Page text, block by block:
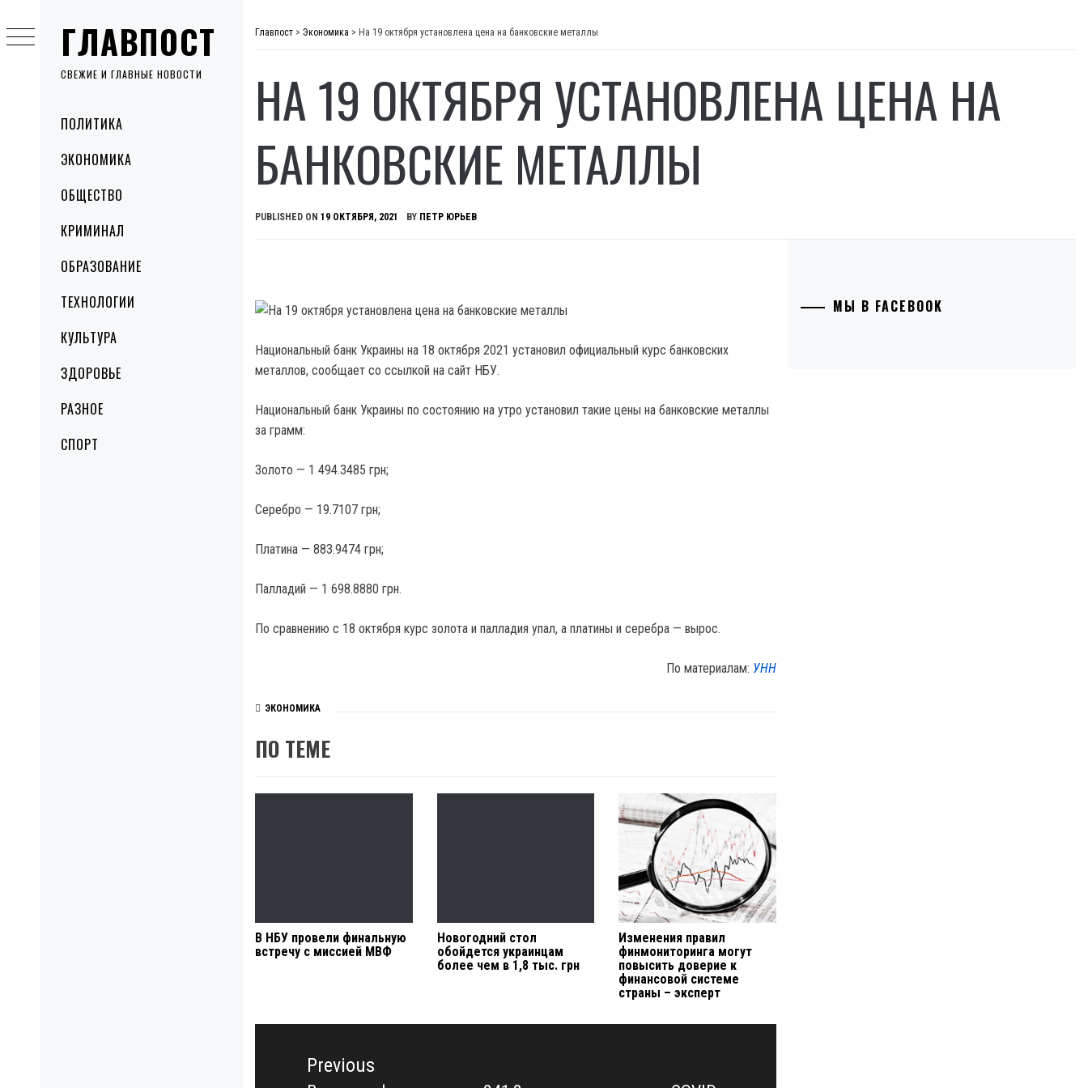
ГЛАВПОСТ
СВЕЖИЕ И ГЛАВНЫЕ НОВОСТИ
MenuПОЛИТИКА
ЭКОНОМИКА
ОБЩЕСТВО
КРИМИНАЛ
ОБРАЗОВАНИЕ
ТЕХНОЛОГИИ
КУЛЬТУРА
ЗДОРОВЬЕ
РАЗНОЕ
СПОРТ
to
content
Главпост > Экономика > На 19 октября установлена цена на банковские металлы
НА 19 ОКТЯБРЯ УСТАНОВЛЕНА ЦЕНА НА
БАНКОВСКИЕ МЕТАЛЛЫ
PUBLISHED ON 19 ОКТЯБРЯ, 2021 BY ПЕТР ЮРЬЕВ
Национальный банк Украины на 18 октября 2021 установил официальный курс банковских
металлов, сообщает со ссылкой на сайт НБУ.
Национальный банк Украины по состоянию на утро установил такие цены на банковские металлы
за грамм:
Золото — 1 494.3485 грн;
Серебро — 19.7107 грн;
Платина — 883.9474 грн;
Палладий — 1 698.8880 грн.
По сравнению с 18 октября курс золота и палладия упал, а платины и серебра — вырос.
По материалам: УНН
ЭКОНОМИКА
ПО ТЕМЕ
В НБУ провели финальную
встречу с миссией МВФ
Новогодний стол
обойдется украинцам
более чем в 1,8 тыс. грн
Изменения правил
финмониторинга могут
повысить доверие к
финансовой системе
страны – эксперт
Навигация
записямPrevious
МЫ В FACEBOOK